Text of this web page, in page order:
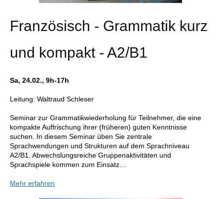
Französisch - Grammatik kurz
und kompakt - A2/B1
Sa, 24.02., 9h-17h
Leitung: Waltraud Schleser
Seminar zur Grammatikwiederholung für Teilnehmer, die eine
kompakte Auffrischung ihrer (früheren) guten Kenntnisse
suchen. In diesem Seminar üben Sie zentrale
Sprachwendungen und Strukturen auf dem Sprachniveau
A2/B1. Abwechslungsreiche Gruppenaktivitäten und
Sprachspiele kommen zum Einsatz…
Mehr erfahren